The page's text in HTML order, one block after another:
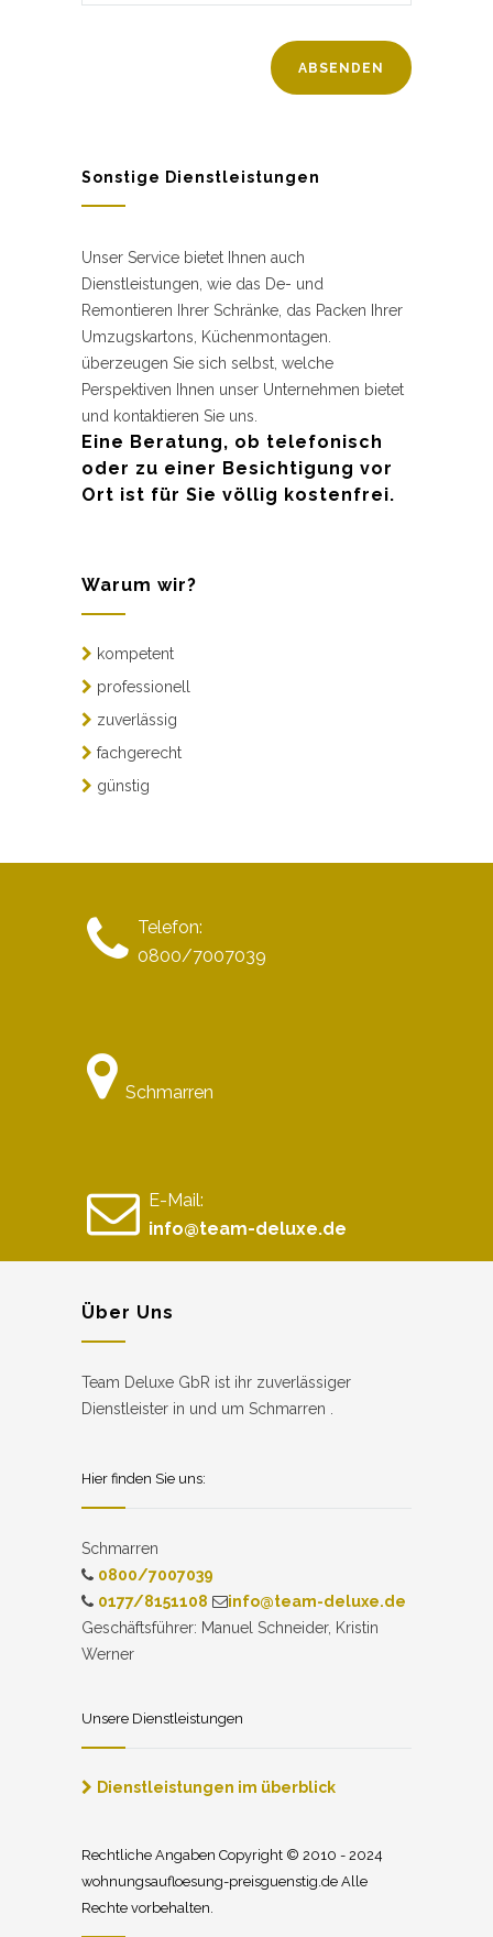
Sonstige Dienstleistungen
Unser Service bietet Ihnen auch
Dienstleistungen, wie das De- und
Remontieren Ihrer Schränke, das Packen Ihrer
Umzugskartons, Küchenmontagen.
überzeugen Sie sich selbst, welche
Perspektiven Ihnen unser Unternehmen bietet
und kontaktieren Sie uns.
Eine Beratung, ob telefonisch
oder zu einer Besichtigung vor
Ort ist für Sie völlig kostenfrei.
Warum wir?
kompetent
professionell
zuverlässig
fachgerecht
günstig
Telefon:
0800/7007039
Schmarren
E-Mail:
info@team-deluxe.de
Über Uns
Team Deluxe GbR ist ihr zuverlässiger
Dienstleister in und um Schmarren .
Hier finden Sie uns:
Schmarren
0800/7007039
0177/8151108
info@team-deluxe.de
Geschäftsführer: Manuel Schneider, Kristin
Werner
Unsere Dienstleistungen
Dienstleistungen im überblick
Rechtliche Angaben Copyright © 2010 - 2024
wohnungsaufloesung-preisguenstig.de Alle
Rechte vorbehalten.